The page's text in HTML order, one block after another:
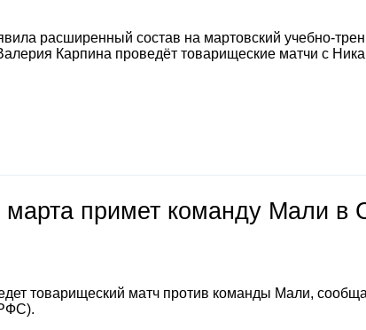
расширенный состав на мартовский учебно-
Карпина проведёт товарищеские матчи с
примет команду Мали в
товарищеский матч против команды Мали,